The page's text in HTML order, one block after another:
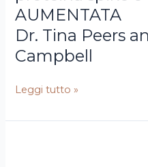
AUMENTATA
Dr. Tina Peers
Campbell
proteina
spike
e
NAC
Dr.
John
Campbell
Leggi tutto »